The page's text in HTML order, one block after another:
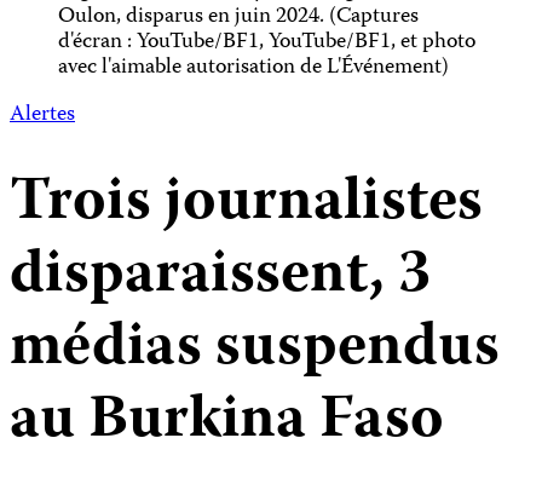
Oulon, disparus en juin 2024. (Captures
d'écran : YouTube/BF1, YouTube/BF1, et photo
avec l'aimable autorisation de L'Événement)
Alertes
Trois journalistes
disparaissent, 3
médias suspendus
au Burkina Faso